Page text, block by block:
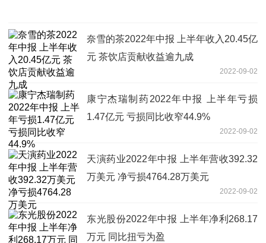
奈雪的茶2022年中报 上半年收入20.45亿
元 茶饮店贡献收益逾九成
2022-09-02
康宁杰瑞制药2022年中报 上半年亏损
1.47亿元 亏损同比收窄44.9%
2022-09-02
天演药业2022年中报 上半年营收392.32
万美元 净亏损4764.28万美元
2022-09-02
东光股份2022年中报 上半年净利268.17
万元 同比扭亏为盈